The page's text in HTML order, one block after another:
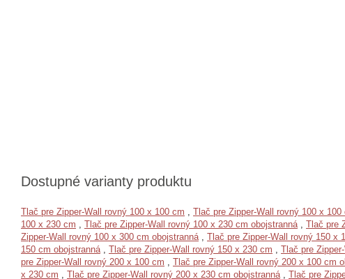
Dostupné varianty produktu
Tlač pre Zipper-Wall rovný 100 x 100 cm , Tlač pre Zipper-Wall rovný 100 x 100
100 x 230 cm , Tlač pre Zipper-Wall rovný 100 x 230 cm obojstranná , Tlač pre
Zipper-Wall rovný 100 x 300 cm obojstranná , Tlač pre Zipper-Wall rovný 150 x
150 cm obojstranná , Tlač pre Zipper-Wall rovný 150 x 230 cm , Tlač pre
pre Zipper-Wall rovný 200 x 100 cm , Tlač pre Zipper-Wall rovný 200 x 100 cm
x 230 cm , Tlač pre Zipper-Wall rovný 200 x 230 cm obojstranná , Tlač pre